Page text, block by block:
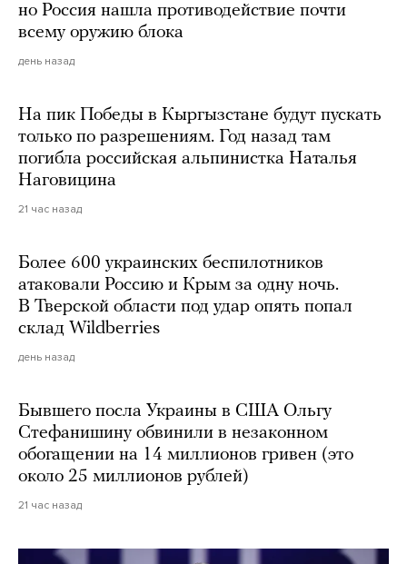
но Россия нашла противодействие почти
всему оружию блока
день назад
На пик Победы в Кыргызстане будут пускать
только по разрешениям. Год назад там
погибла российская альпинистка Наталья
Наговицина
21 час назад
Более 600 украинских беспилотников
атаковали Россию и Крым за одну ночь.
В Тверской области под удар опять попал
склад Wildberries
день назад
Бывшего посла Украины в США Ольгу
Стефанишину обвинили в незаконном
обогащении на 14 миллионов гривен (это
около 25 миллионов рублей)
21 час назад